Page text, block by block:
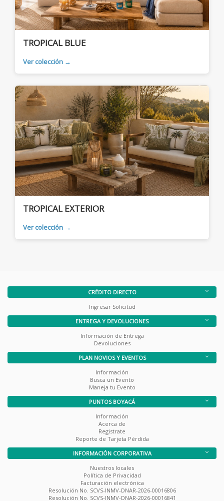
TROPICAL BLUE
Ver colección →
TROPICAL EXTERIOR
Ver colección →
CRÉDITO DIRECTO
Ingresar Solicitud
ENTREGA Y DEVOLUCIONES
Información de Entrega
Devoluciones
PLAN NOVIOS Y EVENTOS
Información
Busca un Evento
Maneja tu Evento
PUNTOS BOYACÁ
Información
Acerca de
Registrate
Reporte de Tarjeta Pérdida
INFORMACIÓN CORPORATIVA
Nuestros locales
Política de Privacidad
Facturación electrónica
Resolución No. SCVS-INMV-DNAR-2026-00016806
Resolución No. SCVS-INMV-DNAR-2026-00016841